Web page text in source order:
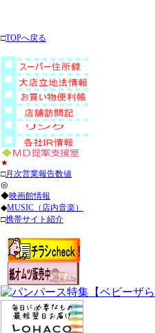
□TOPへ戻る
★
□月次営業報告数値
◎
◆映画館情報
◆MUSIC（店内音楽）
□携帯サイト紹介